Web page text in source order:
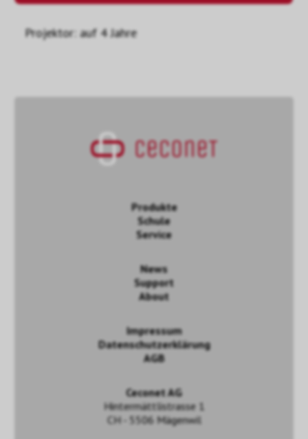
Projektor: auf 4 Jahre
Produkte
Schule
Service
News
Support
About
Impressum
Datenschutzerklärung
AGB
Ceconet AG
Hintermättlistrasse 1
CH - 5506 Mägenwil